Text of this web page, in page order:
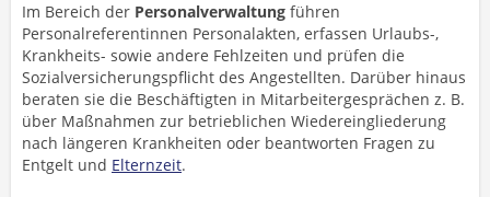
Im Bereich der Personalverwaltung führen
Personalreferentinnen Personalakten, erfassen Urlaubs-,
Krankheits- sowie andere Fehlzeiten und prüfen die
Sozialversicherungspflicht des Angestellten. Darüber hinaus
beraten sie die Beschäftigten in Mitarbeitergesprächen z. B.
über Maßnahmen zur betrieblichen Wiedereingliederung
nach längeren Krankheiten oder beantworten Fragen zu
Entgelt und Elternzeit.